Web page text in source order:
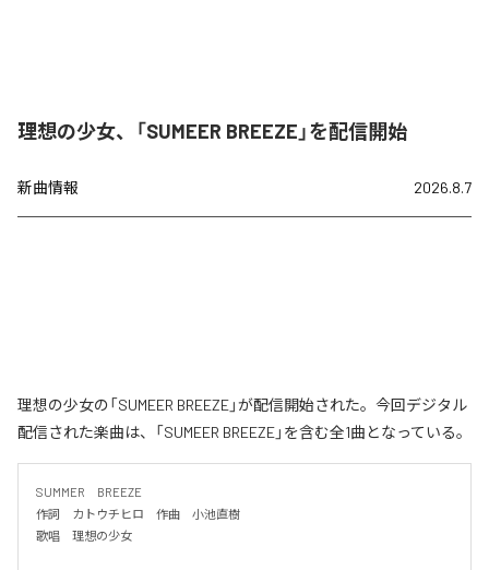
理想の少女、「SUMEER BREEZE」を配信開始
新曲情報 2026.8.7
理想の少女の「SUMEER BREEZE」が配信開始された。今回デジタル
配信された楽曲は、「SUMEER BREEZE」を含む全1曲となっている。
SUMMER　BREEZE
作詞　カトウチヒロ　作曲　小池直樹
歌唱　理想の少女